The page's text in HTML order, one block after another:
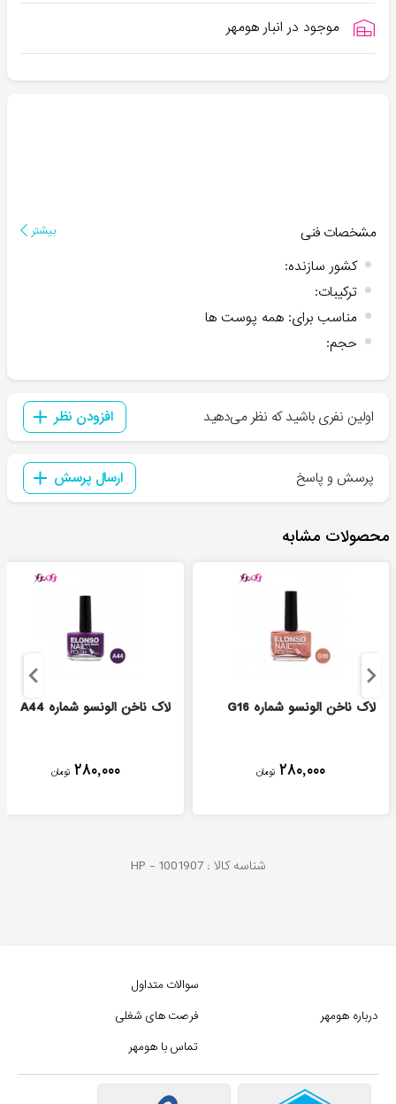
موجود در انبار هومهر
مشخصات فنی بیشتر
کشور سازنده:
ترکیبات:
مناسب برای: همه پوست ها
حجم:
اولین نفری باشید که نظر می‌دهید افزودن نظر
پرسش و پاسخ ارسال پرسش
محصولات مشابه
لاک ناخن الونسو شماره G16
۲۸۰,۰۰۰ تومان
لاک ناخن الونسو شماره A44
۲۸۰,۰۰۰ تومان
شناسه کالا : HP - 1001907
درباره هومهر
سوالات متداول
فرصت های شغلی
تماس با هومهر